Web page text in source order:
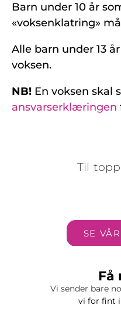
Barn under 10 år
«voksenklatring»
Alle barn under 13
voksen.
NB! En voksen skal
ansvarserklæringen
Til
SE
Få
Vi sender bare
vi for fint